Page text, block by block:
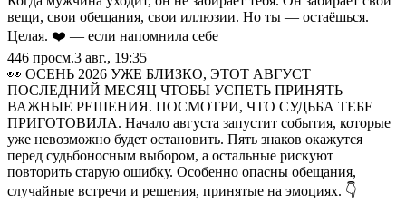
вещи, свои обещания, свои иллюзии. Но ты — остаёшься.
Целая. ❤️ — если напомнила себе
446 просм.3 авг., 19:35
👀 ОСЕНЬ 2026 УЖЕ БЛИЗКО, ЭТОТ АВГУСТ
ПОСЛЕДНИЙ МЕСЯЦ ЧТОБЫ УСПЕТЬ ПРИНЯТЬ
ВАЖНЫЕ РЕШЕНИЯ. ПОСМОТРИ, ЧТО СУДЬБА ТЕБЕ
ПРИГОТОВИЛА. Начало августа запустит события, которые
уже невозможно будет остановить. Пять знаков окажутся
перед судьбоносным выбором, а остальные рискуют
повторить старую ошибку. Особенно опасны обещания,
случайные встречи и решения, принятые на эмоциях. 👇